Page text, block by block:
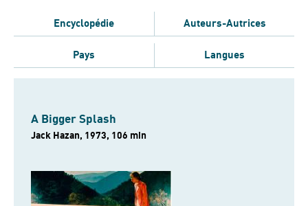
Encyclopédie Auteurs-Autrices
Pays Langues
A Bigger Splash
Jack Hazan, 1973, 106 min